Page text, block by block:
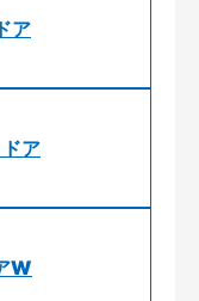
ア
ア
W